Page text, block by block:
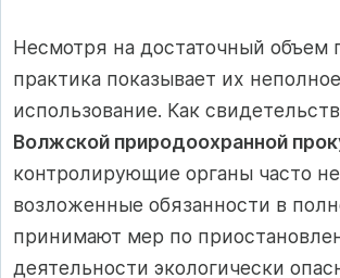
Несмотря на достаточный объем
практика показывает их неполное
использование. Как
Волжской природоохранной
контролирующие органы часто
возложенные обязанности в
принимают мер по
деятельности экологически